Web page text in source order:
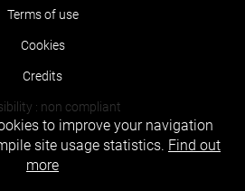
Terms of use
Cookies
Credits
: non compliant
to improve your navigation
site usage statistics. Find out
more